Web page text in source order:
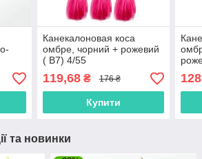
Канекалоновая коса
омбре, чорний + рожевий
( B7) 4/55
119,68₴ 176 ₴
Купити
та новинки